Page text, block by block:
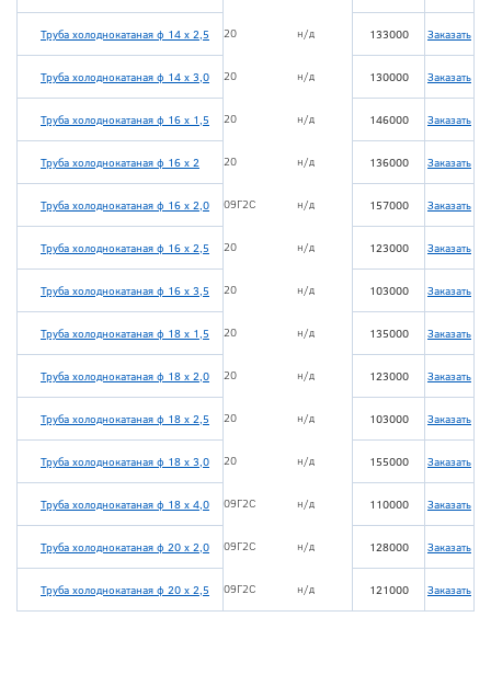
Труба холоднокатаная ф 14 х 2,5 20 н/д 133000 Заказать
Труба холоднокатаная ф 14 х 3,0 20 н/д 130000 Заказать
Труба холоднокатаная ф 16 х 1,5 20 н/д 146000 Заказать
Труба холоднокатаная ф 16 х 2 20 н/д 136000 Заказать
Труба холоднокатаная ф 16 х 2,0 09Г2С н/д 157000 Заказать
Труба холоднокатаная ф 16 х 2,5 20 н/д 123000 Заказать
Труба холоднокатаная ф 16 х 3,5 20 н/д 103000 Заказать
Труба холоднокатаная ф 18 х 1,5 20 н/д 135000 Заказать
Труба холоднокатаная ф 18 х 2,0 20 н/д 123000 Заказать
Труба холоднокатаная ф 18 х 2,5 20 н/д 103000 Заказать
Труба холоднокатаная ф 18 х 3,0 20 н/д 155000 Заказать
Труба холоднокатаная ф 18 х 4,0 09Г2С н/д 110000 Заказать
Труба холоднокатаная ф 20 х 2,0 09Г2С н/д 128000 Заказать
Труба холоднокатаная ф 20 х 2,5 09Г2С н/д 121000 Заказать